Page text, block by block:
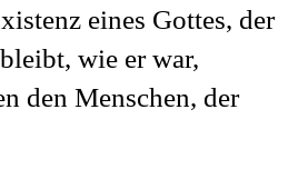
eines Gottes, der
wie er war,
den Menschen, der